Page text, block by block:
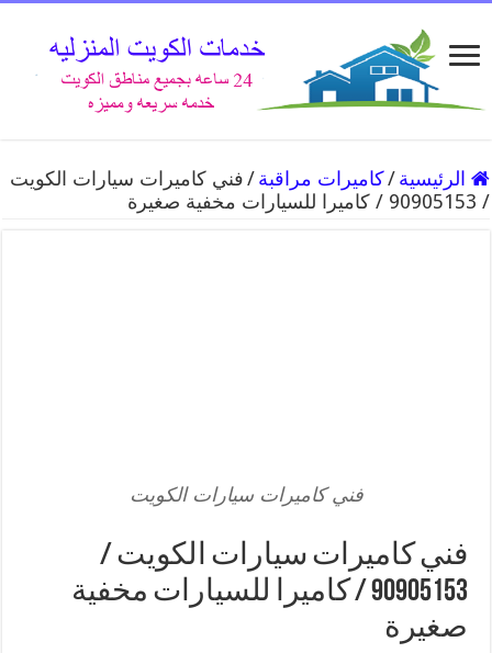
الرئيسية /كاميرات مراقبة /فني كاميرات سيارات الكويت
/ 90905153 / كاميرا للسيارات مخفية صغيرة
فني كاميرات سيارات الكويت
فني كاميرات سيارات الكويت /
90905153 / كاميرا للسيارات مخفية
صغيرة